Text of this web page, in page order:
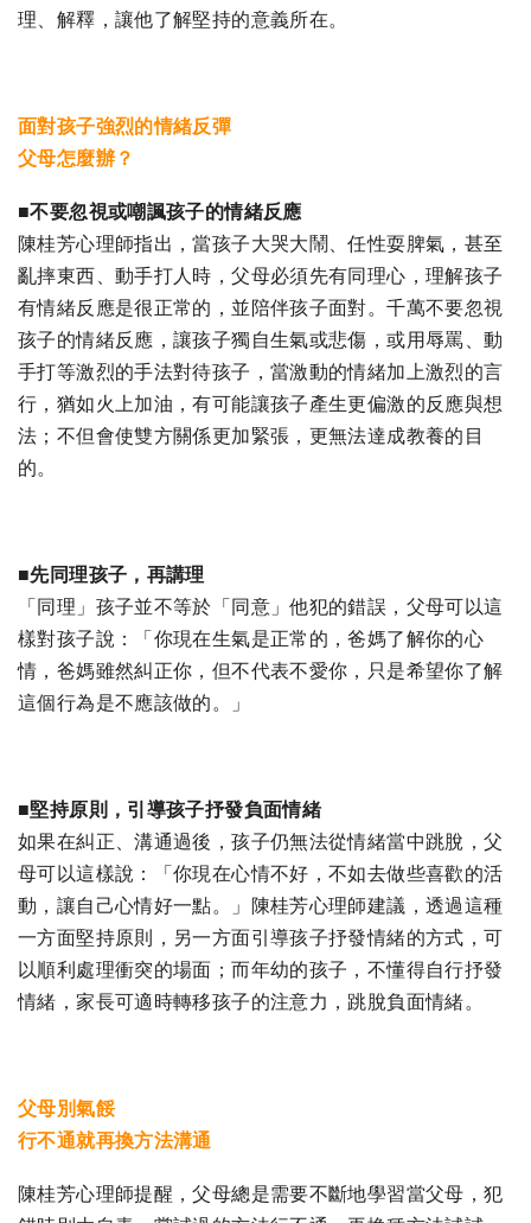
理、解釋，讓他了解堅持的意義所在。
面對孩子強烈的情緒反彈
父母怎麼辦？
■不要忽視或嘲諷孩子的情緒反應
陳桂芳心理師指出，當孩子大哭大鬧、任性耍脾氣，甚至
亂摔東西、動手打人時，父母必須先有同理心，理解孩子
有情緒反應是很正常的，並陪伴孩子面對。千萬不要忽視
孩子的情緒反應，讓孩子獨自生氣或悲傷，或用辱罵、動
手打等激烈的手法對待孩子，當激動的情緒加上激烈的言
行，猶如火上加油，有可能讓孩子產生更偏激的反應與想
法；不但會使雙方關係更加緊張，更無法達成教養的目
的。
■先同理孩子，再講理
「同理」孩子並不等於「同意」他犯的錯誤，父母可以這
樣對孩子說：「你現在生氣是正常的，爸媽了解你的心
情，爸媽雖然糾正你，但不代表不愛你，只是希望你了解
這個行為是不應該做的。」
■堅持原則，引導孩子抒發負面情緒
如果在糾正、溝通過後，孩子仍無法從情緒當中跳脫，父
母可以這樣說：「你現在心情不好，不如去做些喜歡的活
動，讓自己心情好一點。」陳桂芳心理師建議，透過這種
一方面堅持原則，另一方面引導孩子抒發情緒的方式，可
以順利處理衝突的場面；而年幼的孩子，不懂得自行抒發
情緒，家長可適時轉移孩子的注意力，跳脫負面情緒。
父母別氣餒
行不通就再換方法溝通
陳桂芳心理師提醒，父母總是需要不斷地學習當父母，犯